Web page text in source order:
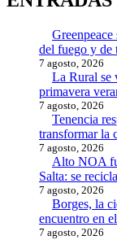
del fuego y de
7 agosto, 2026
La Rural se
primavera
7 agosto, 2026
Tenencia
transformar la
7 agosto, 2026
Alto NOA
Salta: se
7 agosto, 2026
Borges, la
encuentro en
7 agosto, 2026